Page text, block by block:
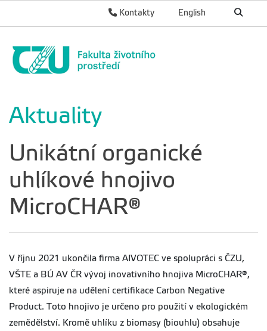
English
Kontakty
Aktuality
Unikátní organické
uhlíkové hnojivo
MicroCHAR®
V říjnu 2021 ukončila firma AIVOTEC ve spolupráci s ČZU,
VŠTE a BÚ AV ČR vývoj inovativního hnojiva MicroCHAR®,
které aspiruje na udělení certifikace Carbon Negative
Product. Toto hnojivo je určeno pro použití v ekologickém
zemědělství. Kromě uhlíku z biomasy (biouhlu) obsahuje